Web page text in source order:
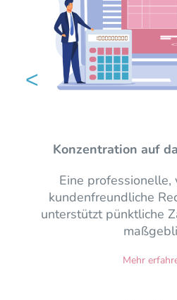
Bezahlen darf
Ein breites
Zufriedenheit der
Umsatz. Risiken und
<